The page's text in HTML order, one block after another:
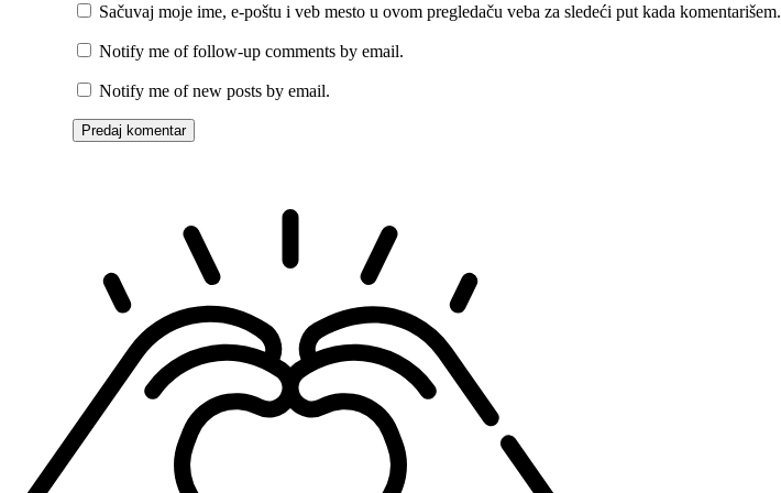
Sačuvaj moje ime, e-poštu i veb mesto u ovom pregledaču veba za sledeći put kada komentarišem.
Notify me of follow-up comments by email.
Notify me of new posts by email.